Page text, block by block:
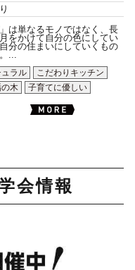
」は単なるモノではなく、長
をかけて自分の色にしてい
分の住まいにしていくもの
...
ラル
こだわりキッチン
木
子育てに優しい
会情報